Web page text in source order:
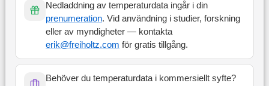
Nedladdning av temperaturdata ingår i din
prenumeration. Vid användning i studier, forskning
eller av myndigheter — kontakta
erik@freiholtz.com för gratis tillgång.
Behöver du temperaturdata i kommersiellt syfte?